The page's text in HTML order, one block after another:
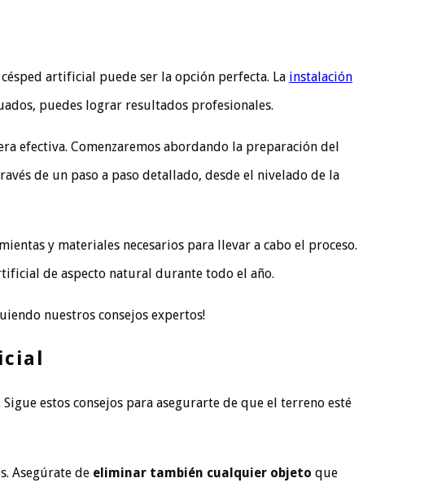
artificial puede ser la opción perfecta. La instalación
puedes lograr resultados profesionales.
efectiva. Comenzaremos abordando la preparación del
de un paso a paso detallado, desde el nivelado de la
y materiales necesarios para llevar a cabo el proceso.
de aspecto natural durante todo el año.
nuestros consejos expertos!
Sigue estos consejos para asegurarte de que el terreno esté
Asegúrate de eliminar también cualquier objeto que